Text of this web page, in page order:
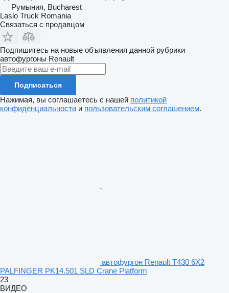
Румыния, Bucharest
Laslo Truck Romania
Связаться с продавцом
Подпишитесь на новые объявления данной рубрики
автофургоны Renault
Подписаться
Нажимая, вы соглашаетесь с нашей политикой
конфиденциальности и пользовательским соглашением.
автофургон Renault T430 6X2
PALFINGER PK14.501 SLD Crane Platform
23
ВИДЕО